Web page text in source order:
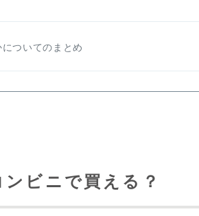
ついてのまとめ
ビニで買える？